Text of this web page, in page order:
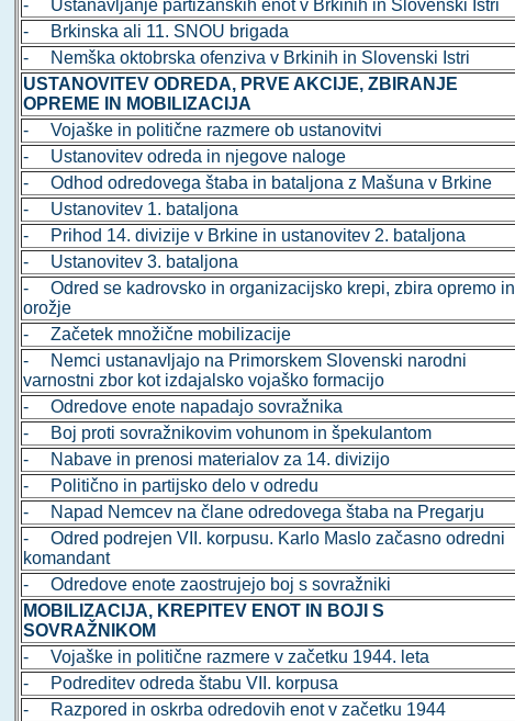
- Ustanavljanje partizanskih enot v Brkinih in Slovenski Istri
- Brkinska ali 11. SNOU brigada
- Nemška oktobrska ofenziva v Brkinih in Slovenski Istri
USTANOVITEV ODREDA, PRVE AKCIJE, ZBIRANJE
OPREME IN MOBILIZACIJA
- Vojaške in politične razmere ob ustanovitvi
- Ustanovitev odreda in njegove naloge
- Odhod odredovega štaba in bataljona z Mašuna v Brkine
- Ustanovitev 1. bataljona
- Prihod 14. divizije v Brkine in ustanovitev 2. bataljona
- Ustanovitev 3. bataljona
- Odred se kadrovsko in organizacijsko krepi, zbira opremo in
orožje
- Začetek množične mobilizacije
- Nemci ustanavljajo na Primorskem Slovenski narodni
varnostni zbor kot izdajalsko vojaško formacijo
- Odredove enote napadajo sovražnika
- Boj proti sovražnikovim vohunom in špekulantom
- Nabave in prenosi materialov za 14. divizijo
- Politično in partijsko delo v odredu
- Napad Nemcev na člane odredovega štaba na Pregarju
- Odred podrejen VII. korpusu. Karlo Maslo začasno odredni
komandant
- Odredove enote zaostrujejo boj s sovražniki
MOBILIZACIJA, KREPITEV ENOT IN BOJI S
SOVRAŽNIKOM
- Vojaške in politične razmere v začetku 1944. leta
- Podreditev odreda štabu VII. korpusa
- Razpored in oskrba odredovih enot v začetku 1944